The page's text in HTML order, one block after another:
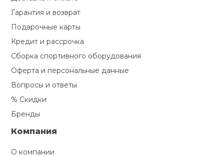
Гарантия и возврат
Подарочные карты
Кредит и рассрочка
Сборка спортивного оборудования
Оферта и персональные данные
Вопросы и ответы
% Скидки
Бренды
Компания
О компании